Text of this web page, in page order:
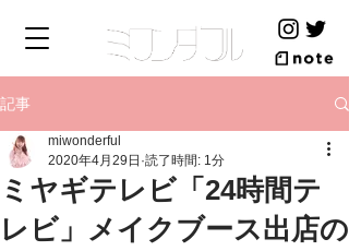
記事
ミヤギテレビ「24時間テ
レビ」メイクブース出店の
miwonderful
2020年4月29日 読了時間: 1分